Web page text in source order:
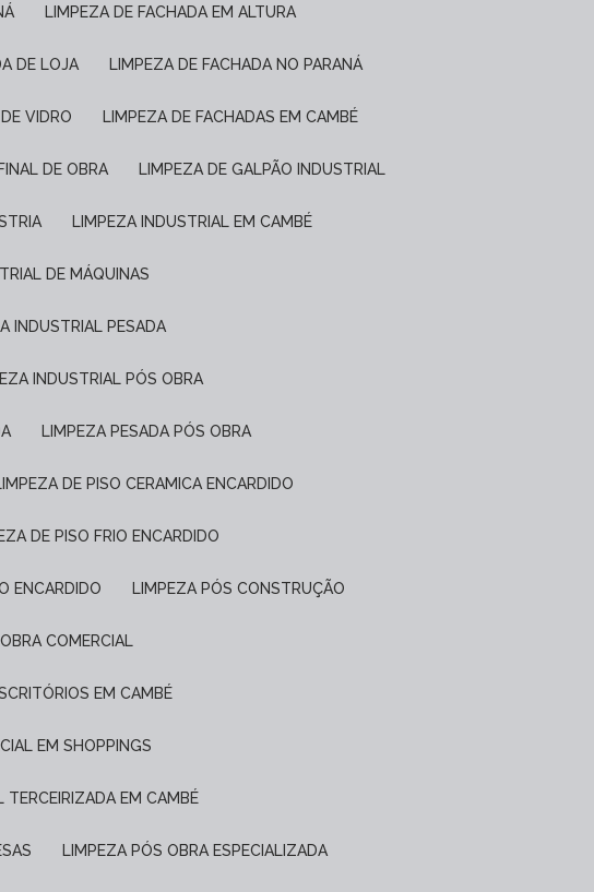
LIMPEZA DE FACHADA EM ALTURA
DE LOJA LIMPEZA DE FACHADA NO PARANÁ
DE VIDRO LIMPEZA DE FACHADAS EM CAMBÉ
FINAL DE OBRA LIMPEZA DE GALPÃO INDUSTRIAL
LIMPEZA INDUSTRIAL EM CAMBÉ
DE MÁQUINAS
INDUSTRIAL PESADA
INDUSTRIAL PÓS OBRA
LIMPEZA PESADA PÓS OBRA
LIMPEZA DE PISO CERAMICA ENCARDIDO
DE PISO FRIO ENCARDIDO
ENCARDIDO LIMPEZA PÓS CONSTRUÇÃO
OBRA COMERCIAL
EM CAMBÉ
EM SHOPPINGS
TERCEIRIZADA EM CAMBÉ
LIMPEZA PÓS OBRA ESPECIALIZADA